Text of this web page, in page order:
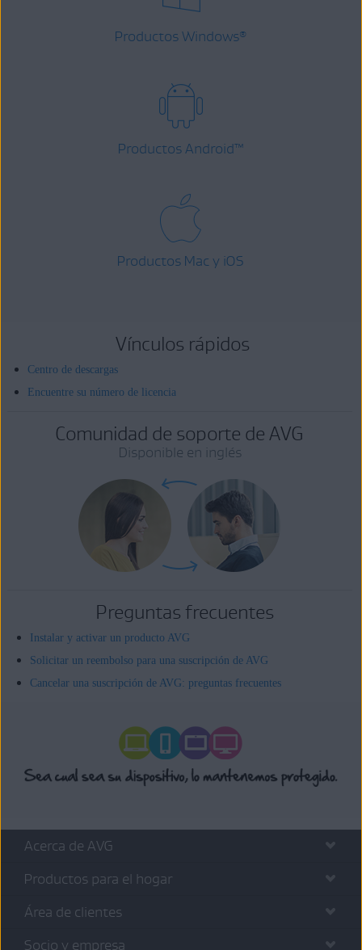
Productos Windows®
Productos Android™
Productos Mac y iOS
Vínculos rápidos
Centro de descargas
Encuentre su número de licencia
Comunidad de soporte de AVG
Disponible en inglés
Preguntas frecuentes
Instalar y activar un producto AVG
Solicitar un reembolso para una suscripción de AVG
Cancelar una suscripción de AVG: preguntas frecuentes
Acerca de AVG
Productos para el hogar
Área de clientes
Socio y empresa